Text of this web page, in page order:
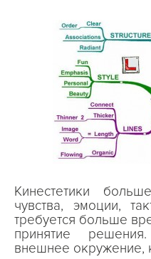
Кинестетики
чувства, эмоции,
требуется больше
принятие
внешнее окружение,